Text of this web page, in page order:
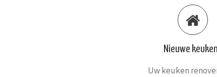
Nieuwe
Uw keuken